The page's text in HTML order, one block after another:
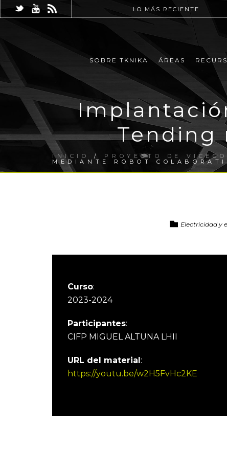
LO MÁS RECIENTE
SOBRE TKNIKA ÁREAS
Tending
INICIO / PROYECTO DE
MEDIANTE ROBOT
Electricidad y
Curso:
2023-2024
Participantes:
CIFP MIGUEL ALTUNA LHII
URL del material:
https://youtu.be/w2H5FvHc2KE